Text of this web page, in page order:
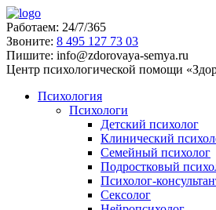
Работаем: 24/7/365
Звоните: ‪8 495 127 73 03
Пишите: info@zdorovaya-semya.ru
Центр психологической помощи
Психология
Психологи
Детский психолог
Клинический
Семейный психолог
Подростковый
Психолог-
Сексолог